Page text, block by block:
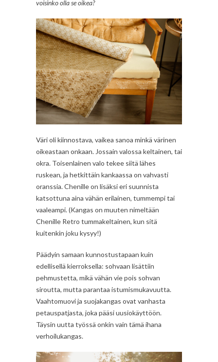
voisinko olla se oikea?
Väri oli kiinnostava, vaikea sanoa minkä värinen
oikeastaan onkaan. Jossain valossa keltainen, tai
okra. Toisenlainen valo tekee siitä lähes
ruskean, ja hetkittäin kankaassa on vahvasti
oranssia. Chenille on lisäksi eri suunnista
katsottuna aina vähän erilainen, tummempi tai
vaaleampi. (Kangas on muuten nimeltään
Chenille Retro tummakeltainen, kun sitä
kuitenkin joku kysyy!)
Päädyin samaan kunnostustapaan kuin
edellisellä kierroksella: sohvaan lisättiin
pehmustetta, mikä vähän vie pois sohvan
siroutta, mutta parantaa istumismukavuutta.
Vaahtomuovi ja suojakangas ovat vanhasta
petauspatjasta, joka pääsi uusiokäyttöön.
Täysin uutta työssä onkin vain tämä ihana
verhoilukangas.